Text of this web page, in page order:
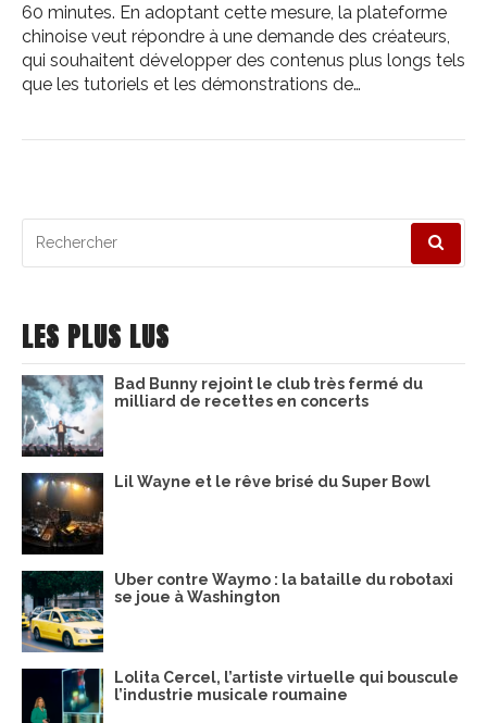
60 minutes. En adoptant cette mesure, la plateforme
chinoise veut répondre à une demande des créateurs,
qui souhaitent développer des contenus plus longs tels
que les tutoriels et les démonstrations de…
pour
LES PLUS LUS
Bad Bunny rejoint le club très fermé du
milliard de recettes en concerts
Lil Wayne et le rêve brisé du Super Bowl
Uber contre Waymo : la bataille du robotaxi
se joue à Washington
Lolita Cercel, l’artiste virtuelle qui bouscule
l’industrie musicale roumaine